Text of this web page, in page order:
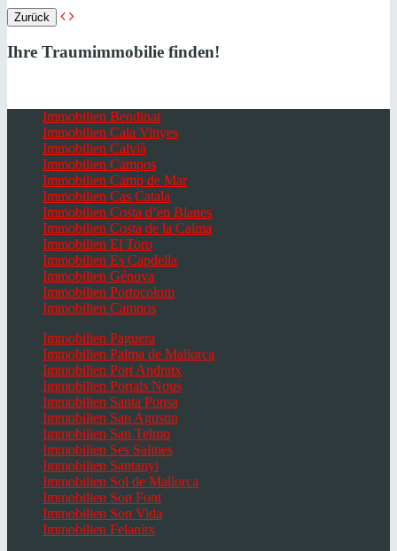
Zurück
Ihre Traumimmobilie finden!
Immobilien Bendinat
Immobilien Cala Vinyes
Immobilien Calvià
Immobilien Campos
Immobilien Camp de Mar
Immobilien Cas Catala
Immobilien Costa d’en Blanes
Immobilien Costa de la Calma
Immobilien El Toro
Immobilien Es Capdella
Immobilien Génova
Immobilien Portocolom
Immobilien Campos
Immobilien Paguera
Immobilien Palma de Mallorca
Immobilien Port Andratx
Immobilien Portals Nous
Immobilien Santa Ponsa
Immobilien San Agustin
Immobilien San Telmo
Immobilien Ses Salines
Immobilien Santanyi
Immobilien Sol de Mallorca
Immobilien Son Font
Immobilien Son Vida
Immobilien Felanitx